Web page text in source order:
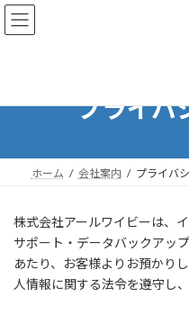
コ
ン
ナ
ビ
プライバ
ホーム 会社案内 プライバ
株式会社アールワイビーは、
サポート・データバックアッ
あたり、お客様よりお預かり
人情報に関する法令を遵守し